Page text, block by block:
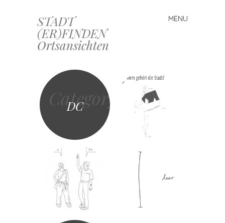
STADT
(ER)FINDEN
Ortsansichten
MENU
Skip
to
content
Category
DC